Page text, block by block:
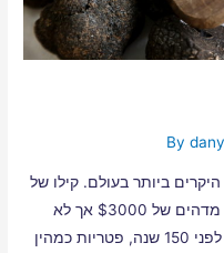
ביותר בעולם. קילו של
פטריות כמהין לבנות יכול להגיע למחיר מדהים של $3000 אך לא
תמיד הפטריות היו בעלות ערך כה רב. לפני 150 שנה, פטריות כמהין